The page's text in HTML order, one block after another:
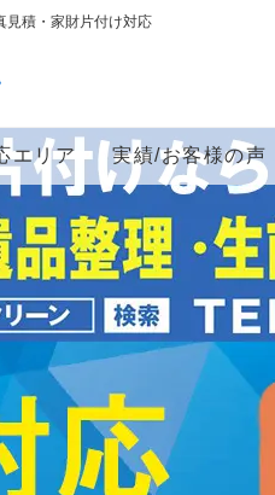
見積・家財片付け対応
エリア 実績/お客様の声